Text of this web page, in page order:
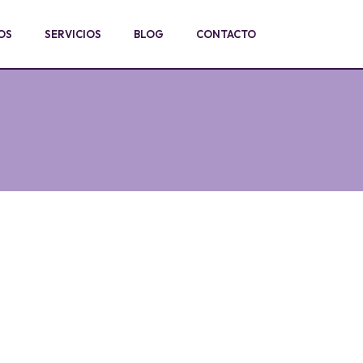
SERVICIOS BLOG CONTACTO